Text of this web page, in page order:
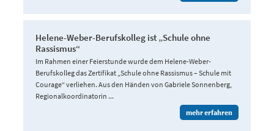
Helene-Weber-Berufskolleg ist „Schule ohne
Rassismus“
Im Rahmen einer Feierstunde wurde dem Helene-Weber-
Berufskolleg das Zertifikat „Schule ohne Rassismus – Schule mit
Courage“ verliehen. Aus den Händen von Gabriele Sonnenberg,
Regionalkoordinatorin ...
mehr erfahren